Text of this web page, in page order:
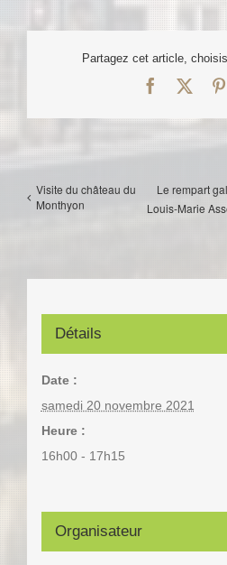
Partagez cet article,
Facebook
Visite du château du
Monthyon
Le rempart
Louis-Marie
Détails
Date :
samedi 20 novembre 2021
Heure :
16h00 - 17h15
Organisateur